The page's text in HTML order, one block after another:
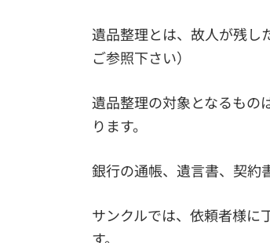
遺品整理とは、故人が残し
ご参照下さい）
遺品整理の対象となるもの
ります。
銀行の通帳、遺言書、契約
サンクルでは、依頼者様に
す。